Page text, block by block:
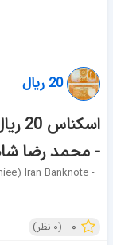
20 ریال
- محمد رضا
Iran Banknote -
۰ (۰ نظر)